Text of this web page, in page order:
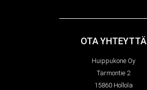
OTA YHTEYTTÄ
Huippukone Oy
Tarmontie 2
15860 Hollola